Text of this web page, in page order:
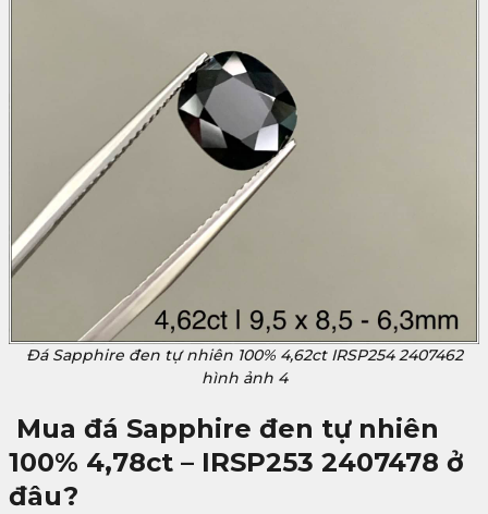
Đá Sapphire đen tự nhiên 100% 4,62ct IRSP254 2407462
hình ảnh 4
Mua đá Sapphire đen tự nhiên
100% 4,78ct – IRSP253 2407478 ở
đâu?